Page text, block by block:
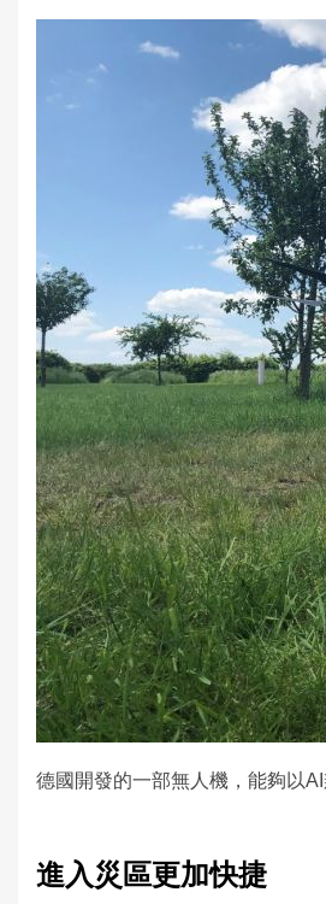
德國開發的一部無人機，能夠以
進入災區更加快捷